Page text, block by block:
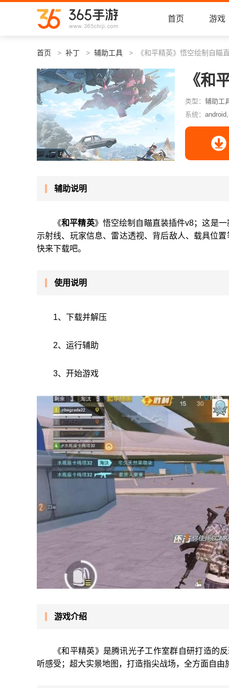
首页 游戏
首页 补丁 辅助工具 《和平精英》悟空绘制自瞄
《和
类型： 辅助工
系统：
辅助说明
《和平精英》悟空绘制自瞄直装插件v8；这是
示射线、玩家信息、雷达透视、背后敌人、载具位
快来下载吧。
使用说明
1、下载并解压
2、运行辅助
3、开始游戏
游戏介绍
《和平精英》是腾讯光子工作室群自研打造的
听感受；超大实景地图，打造指尖战场，全方面自